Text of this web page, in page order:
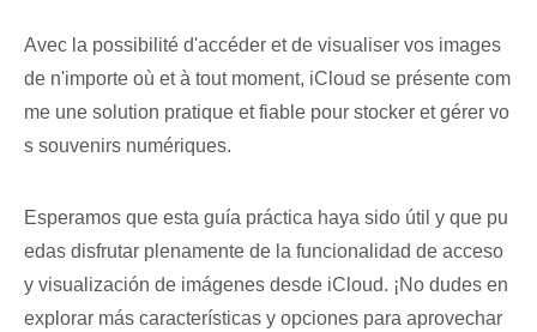
Avec la possibilité d'accéder et de visualiser vos images
de n'importe où et à tout moment, iCloud se présente com
me une solution pratique et fiable pour stocker et gérer vo
s souvenirs numériques.
Esperamos que esta guía práctica haya sido útil y ​que pu
edas disfrutar plenamente ⁤de la ​funcionalidad de acceso ⁢
y visualización de imágenes ‌desde iCloud.​ ¡No ⁢dudes en
explorar más características y ‍opciones‌ para aprovechar